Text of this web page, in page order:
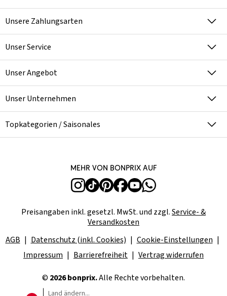
Unsere Zahlungsarten
Unser Service
Unser Angebot
Unser Unternehmen
Topkategorien / Saisonales
Mehr von bonprix auf
Preisangaben inkl. gesetzl. MwSt. und zzgl.Service- &
Versandkosten
AGB
Datenschutz (inkl. Cookies)
Cookie-Einstellungen
Impressum
Barrierefreiheit Vertrag widerrufen
© 2026 bonprix.Alle Rechte vorbehalten.
Land ändern...